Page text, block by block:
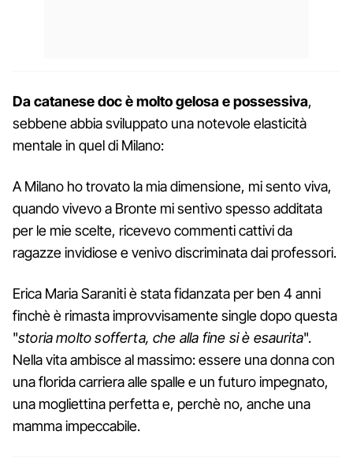
Da catanese doc è molto gelosa e possessiva,
sebbene abbia sviluppato una notevole elasticità
mentale in quel di Milano:
A Milano ho trovato la mia dimensione, mi sento viva,
quando vivevo a Bronte mi sentivo spesso additata
per le mie scelte, ricevevo commenti cattivi da
ragazze invidiose e venivo discriminata dai professori.
Erica Maria Saraniti è stata fidanzata per ben 4 anni
finchè è rimasta improvvisamente single dopo questa
"storia molto sofferta, che alla fine si è esaurita".
Nella vita ambisce al massimo: essere una donna con
una florida carriera alle spalle e un futuro impegnato,
una mogliettina perfetta e, perchè no, anche una
mamma impeccabile.